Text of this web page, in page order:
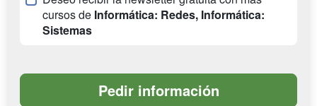
cursos de Informática: Redes, Informática:
Sistemas